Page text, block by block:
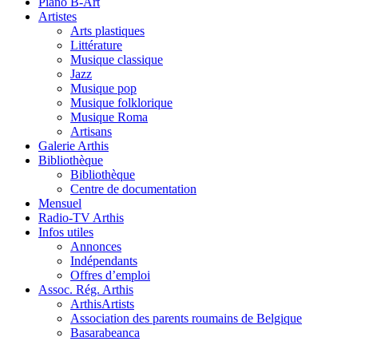
Artistes
Arts plastiques
Littérature
Musique classique
Jazz
Musique pop
Musique folklorique
Musique Roma
Artisans
Galerie Arthis
Bibliothèque
Bibliothèque
Centre de documentation
Mensuel
Radio-TV Arthis
Infos utiles
Annonces
Indépendants
Offres d’emploi
Assoc. Rég. Arthis
ArthisArtists
Association des parents roumains de Belgique
Basarabeanca